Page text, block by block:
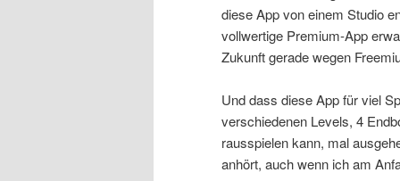
diese App von einem Studio
vollwertige Premium-App
Zukunft gerade wegen
Und dass diese App für viel
verschiedenen Levels, 4
rausspielen kann, mal
anhört, auch wenn ich am